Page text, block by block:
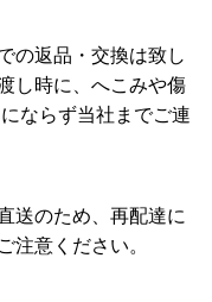
の返品・交換は致し
し時に、へこみや傷
ならず当社までご連
送のため、再配達に
注意ください。